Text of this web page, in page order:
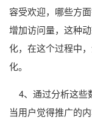
容受欢迎，哪些方
增加访问量，这种
化，在这个过程中
化。
4、通过分析这些
当用户觉得推广的